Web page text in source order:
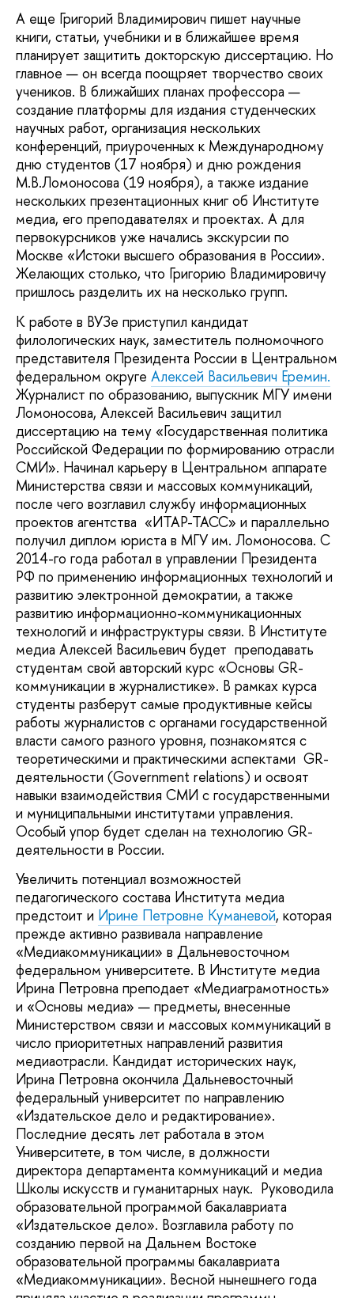
А еще Григорий Владимирович пишет научные
книги, статьи, учебники и в ближайшее время
планирует защитить докторскую диссертацию. Но
главное — он всегда поощряет творчество своих
учеников. В ближайших планах профессора —
создание платформы для издания студенческих
научных работ, организация нескольких
конференций, приуроченных к Международному
дню студентов (17 ноября) и дню рождения
М.В.Ломоносова (19 ноября), а также издание
нескольких презентационных книг об Институте
медиа, его преподавателях и проектах. А для
первокурсников уже начались экскурсии по
Москве «Истоки высшего образования в России».
Желающих столько, что Григорию Владимировичу
пришлось разделить их на несколько групп.
К работе в ВУЗе приступил кандидат
филологических наук, заместитель полномочного
представителя Президента России в Центральном
федеральном округе Алексей Васильевич Еремин.
Журналист по образованию, выпускник МГУ имени
Ломоносова, Алексей Васильевич защитил
диссертацию на тему «Государственная политика
Российской Федерации по формированию отрасли
СМИ». Начинал карьеру в Центральном аппарате
Министерства связи и массовых коммуникаций,
после чего возглавил службу информационных
проектов агентства «ИТАР-ТАСС» и параллельно
получил диплом юриста в МГУ им. Ломоносова. С
2014-го года работал в управлении Президента
РФ по применению информационных технологий и
развитию электронной демократии, а также
развитию информационно-коммуникационных
технологий и инфраструктуры связи. В Институте
медиа Алексей Васильевич будет преподавать
студентам свой авторский курс «Основы GR-
коммуникации в журналистике». В рамках курса
студенты разберут самые продуктивные кейсы
работы журналистов с органами государственной
власти самого разного уровня, познакомятся с
теоретическими и практическими аспектами GR-
деятельности (Government relations) и освоят
навыки взаимодействия СМИ с государственными
и муниципальными институтами управления.
Особый упор будет сделан на технологию GR-
деятельности в России.
Увеличить потенциал возможностей
педагогического состава Института медиа
предстоит и Ирине Петровне Куманевой, которая
прежде активно развивала направление
«Медиакоммуникации» в Дальневосточном
федеральном университете. В Институте медиа
Ирина Петровна преподает «Медиаграмотность»
и «Основы медиа» — предметы, внесенные
Министерством связи и массовых коммуникаций в
число приоритетных направлений развития
медиаотрасли. Кандидат исторических наук,
Ирина Петровна окончила Дальневосточный
федеральный университет по направлению
«Издательское дело и редактирование».
Последние десять лет работала в этом
Университете, в том числе, в должности
директора департамента коммуникаций и медиа
Школы искусств и гуманитарных наук. Руководила
образовательной программой бакалавриата
«Издательское дело». Возглавила работу по
созданию первой на Дальнем Востоке
образовательной программы бакалавриата
«Медиакоммуникации». Весной нынешнего года